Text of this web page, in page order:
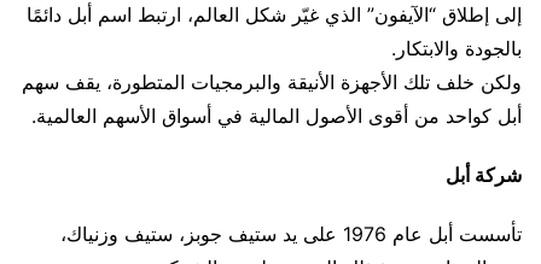
إلى إطلاق “الآيفون” الذي غيّر شكل العالم، ارتبط اسم أبل دائمًا
بالجودة والابتكار.
ولكن خلف تلك الأجهزة الأنيقة والبرمجيات المتطورة، يقف سهم
أبل كواحد من أقوى الأصول المالية في أسواق الأسهم العالمية.
شركة أبل
تأسست أبل عام 1976 على يد ستيف جوبز، ستيف وزنياك،